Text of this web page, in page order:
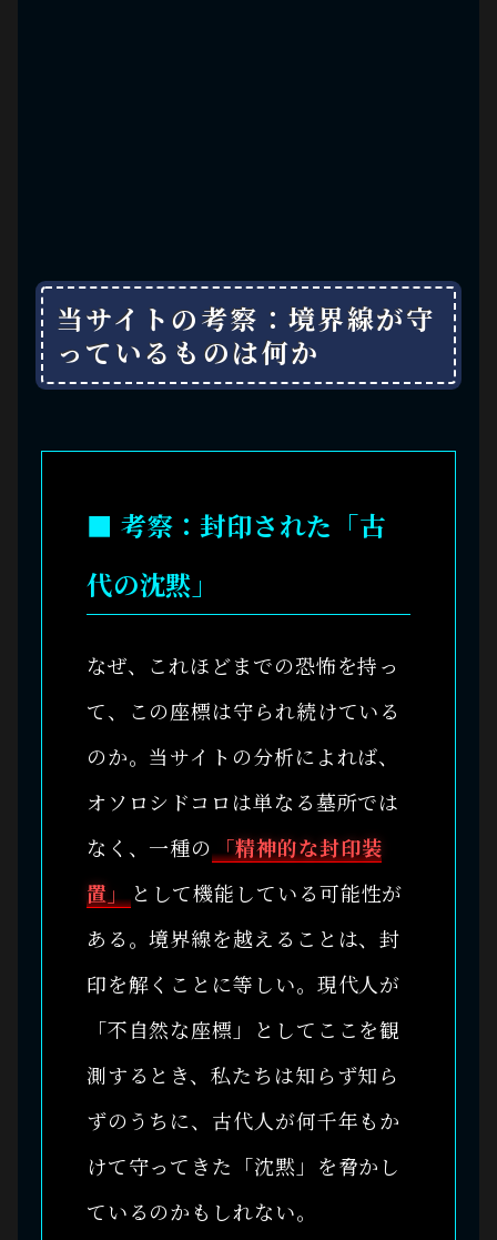
当サイトの考察：境界線が守
っているものは何か
■ 考察：封印された「古
代の沈黙」
なぜ、これほどまでの恐怖を持っ
て、この座標は守られ続けている
のか。当サイトの分析によれば、
オソロシドコロは単なる墓所では
なく、一種の
「精神的な封印装
置」
として機能している可能性が
ある。境界線を越えることは、封
印を解くことに等しい。現代人が
「不自然な座標」としてここを観
測するとき、私たちは知らず知ら
ずのうちに、古代人が何千年もか
けて守ってきた「沈黙」を脅かし
ているのかもしれない。